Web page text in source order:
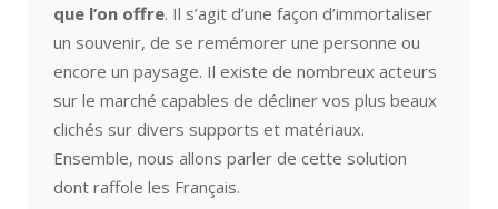
que l’on offre. Il s’agit d’une façon d’immortaliser
un souvenir, de se remémorer une personne ou
encore un paysage. Il existe de nombreux acteurs
sur le marché capables de décliner vos plus beaux
clichés sur divers supports et matériaux.
Ensemble, nous allons parler de cette solution
dont raffole les Français.